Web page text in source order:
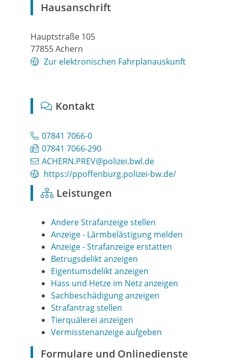
Hausanschrift
Hauptstraße 105
77855Achern
Zur elektronischen Fahrplanauskunft
Kontakt
07841 7066-0
07841 7066-290
ACHERN.PREV@polizei.bwl.de
https://ppoffenburg.polizei-bw.de/
Leistungen
Andere Strafanzeige stellen
Anzeige - Lärmbelästigung melden
Anzeige - Strafanzeige erstatten
Betrugsdelikt anzeigen
Eigentumsdelikt anzeigen
Hass und Hetze im Netz anzeigen
Sachbeschädigung anzeigen
Strafantrag stellen
Tierquälerei anzeigen
Vermisstenanzeige aufgeben
Formulare und Onlinedienste